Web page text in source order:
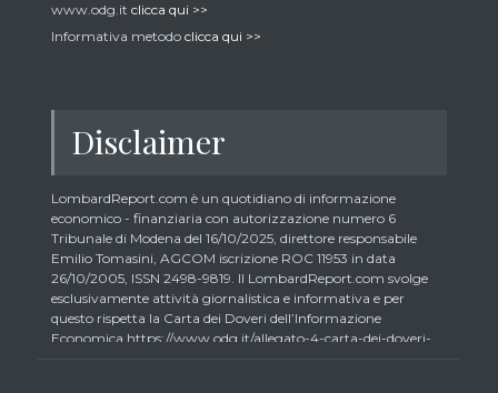
www.odg.it clicca qui >>
Informativa metodo clicca qui >>
Disclaimer
LombardReport.com è un quotidiano di informazione
economico - finanziaria con autorizzazione numero 6
Tribunale di Modena del 16/10/2025, direttore responsabile
Emilio Tomasini, AGCOM iscrizione ROC 11953 in data
26/10/2005, ISSN 2498-9819. Il LombardReport.com svolge
esclusivamente attività giornalistica e informativa e per
questo rispetta la Carta dei Doveri dell’Informazione
Economica https://www.odg.it/allegato-4-carta-dei-doveri-